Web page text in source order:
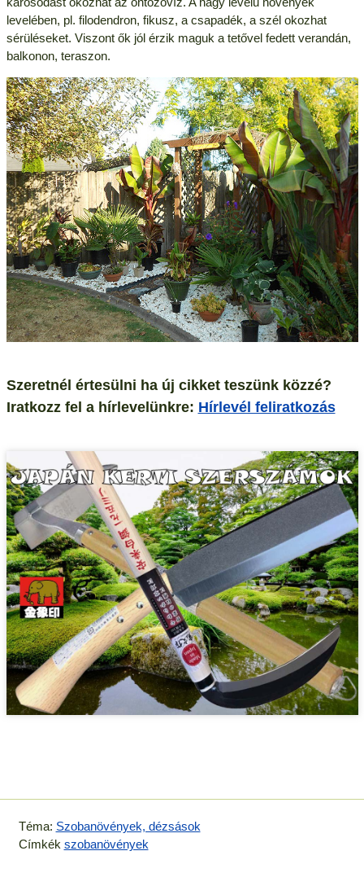
levelében, pl. filodendron, fikusz, a csapadék, a szél okozhat
sérüléseket. Viszont ők jól érzik maguk a tetővel fedett verandán,
balkonon, teraszon.
Szeretnél értesülni ha új cikket teszünk közzé?
Iratkozz fel a hírlevelünkre: Hírlevél feliratkozás
Téma: Szobanövények, dézsások
Címkék szobanövények